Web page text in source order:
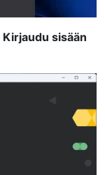
Kirjaudu sisään